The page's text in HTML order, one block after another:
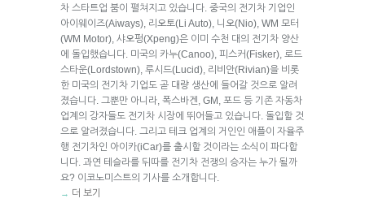
차 스타트업 붐이 펼쳐지고 있습니다. 중국의 전기차 기업인
아이웨이즈(Aiways), 리오토(Li Auto), 니오(Nio), WM 모터
(WM Motor), 샤오펑(Xpeng)은 이미 수천 대의 전기차 양산
에 돌입했습니다. 미국의 카누(Canoo), 피스커(Fisker), 로드
스타운(Lordstown), 루시드(Lucid), 리비안(Rivian)을 비롯
한 미국의 전기차 기업도 곧 대량 생산에 들어갈 것으로 알려
졌습니다. 그뿐만 아니라, 폭스바겐, GM, 포드 등 기존 자동차
업계의 강자들도 전기차 시장에 뛰어들고 있습니다. 돌입할 것
으로 알려졌습니다. 그리고 테크 업계의 거인인 애플이 자율주
행 전기차인 아이카(iCar)를 출시할 것이라는 소식이 파다합
니다. 과연 테슬라를 뒤따를 전기차 전쟁의 승자는 누가 될까
요? 이코노미스트의 기사를 소개합니다.
→ 더 보기